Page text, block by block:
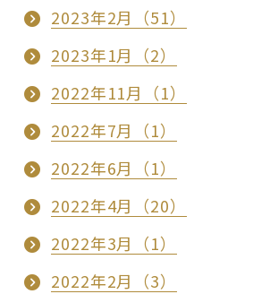
2023年2月（51）
2023年1月（2）
2022年11月（1）
2022年7月（1）
2022年6月（1）
2022年4月（20）
2022年3月（1）
2022年2月（3）